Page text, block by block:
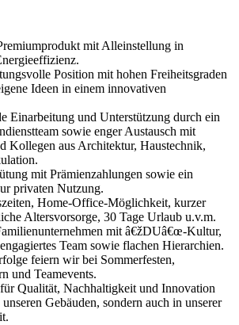
mit Alleinstellung in
Position mit hohen Freiheitsgraden
Ideen in einem innovativen
Einarbeitung und Unterstützung durch ein
sowie enger Austausch mit
Kollegen aus Architektur, Haustechnik,
mit Prämienzahlungen sowie ein
privaten Nutzung.
Home-Office-Möglichkeit, kurzer
Altersvorsorge, 30 Tage Urlaub u.v.m.
mit â€žDUâ€œ-Kultur,
Team sowie flachen Hierarchien.
feiern wir bei Sommerfesten,
und Teamevents.
Qualität, Nachhaltigkeit und Innovation
Gebäuden, sondern auch in unserer